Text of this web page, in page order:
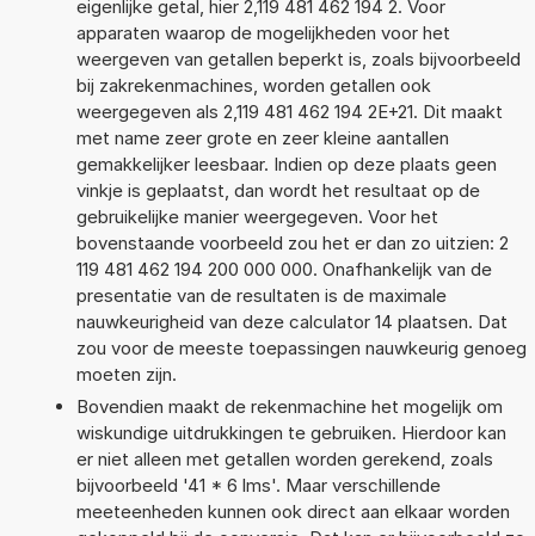
eigenlijke getal, hier 2,119 481 462 194 2. Voor
apparaten waarop de mogelijkheden voor het
weergeven van getallen beperkt is, zoals bijvoorbeeld
bij zakrekenmachines, worden getallen ook
weergegeven als 2,119 481 462 194 2E+21. Dit maakt
met name zeer grote en zeer kleine aantallen
gemakkelijker leesbaar. Indien op deze plaats geen
vinkje is geplaatst, dan wordt het resultaat op de
gebruikelijke manier weergegeven. Voor het
bovenstaande voorbeeld zou het er dan zo uitzien: 2
119 481 462 194 200 000 000. Onafhankelijk van de
presentatie van de resultaten is de maximale
nauwkeurigheid van deze calculator 14 plaatsen. Dat
zou voor de meeste toepassingen nauwkeurig genoeg
moeten zijn.
Bovendien maakt de rekenmachine het mogelijk om
wiskundige uitdrukkingen te gebruiken. Hierdoor kan
er niet alleen met getallen worden gerekend, zoals
bijvoorbeeld '41 * 6 lms'. Maar verschillende
meeteenheden kunnen ook direct aan elkaar worden